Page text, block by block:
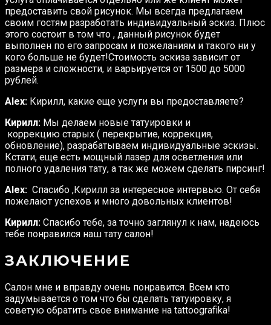
предоставить свой рисунок. Мы всегда предлагаем
своим гостям разработать индивидуальный эскиз. Плюс
этого состоит в том что , данный рисунок будет
выполнен по его запросам и пожеланиям и такого ни у
кого больше не будет!Стоимость эскиза зависит от
размера и сложности, и варьируется от 1500 до 5000
рублей.
Alex: Кирилл, какие еще услуги вы предоставляете?
Кирилл: Мы делаем новые татуировки и
коррекцию старых ( перекрытие, коррекция,
обновление), разрабатываем индивидуальные эскизы.
Кстати, еще есть мощный лазер для осветления или
полного удаления тату, а так же можем сделать пирсинг!
Alex: Спасибо ,Кирилл за интересное интервью. От себя
пожелают успехов и много довольных клиентов!
Кирилл: Спасибо тебе, за точно заглянул к нам, надеюсь
тебе понравился наш тату салон!
ЗАКЛЮЧЕНИЕ
Салон мне и вправду очень понравится. Всем кто
задумывается о том что бы сделать татуировку, я
советую обратить свое внимание на tattoografika!